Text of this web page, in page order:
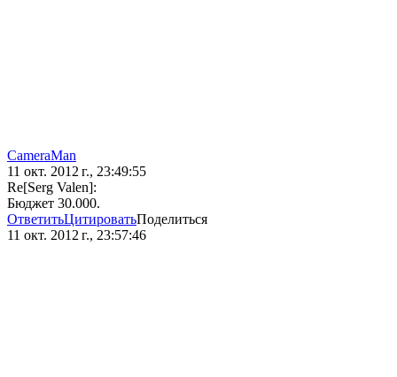
CameraMan
11 окт. 2012 г., 23:49:55
Re[Serg Valen]:
Бюджет 30.000.
ОтветитьЦитироватьПоделиться
11 окт. 2012 г., 23:57:46